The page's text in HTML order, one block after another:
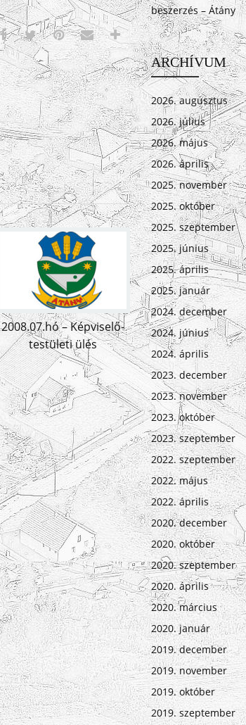
2008.07.hó – Képviselő-
testületi ülés
beszerzés – Átány
ARCHÍVUM
2026. augusztus
2026. július
2026. május
2026. április
2025. november
2025. október
2025. szeptember
2025. június
2025. április
2025. január
2024. december
2024. június
2024. április
2023. december
2023. november
2023. október
2023. szeptember
2022. szeptember
2022. május
2022. április
2020. december
2020. október
2020. szeptember
2020. április
2020. március
2020. január
2019. december
2019. november
2019. október
2019. szeptember